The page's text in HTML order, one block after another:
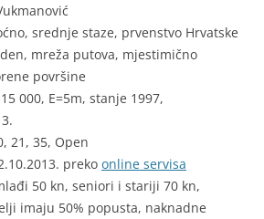
srednje staze, prvenstvo Hrvatske
mreža putova, mjestimično
površine
000, E=5m, stanje 1997,
21, 35, Open
preko online servisa
50 kn, seniori i stariji 70 kn,
imaju 50% popusta, naknadne